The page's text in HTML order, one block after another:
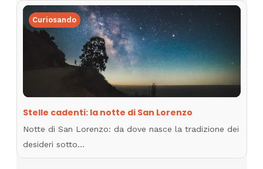
Curiosando
Stelle cadenti: la notte di San Lorenzo
Notte di San Lorenzo: da dove nasce la tradizione dei
desideri sotto…